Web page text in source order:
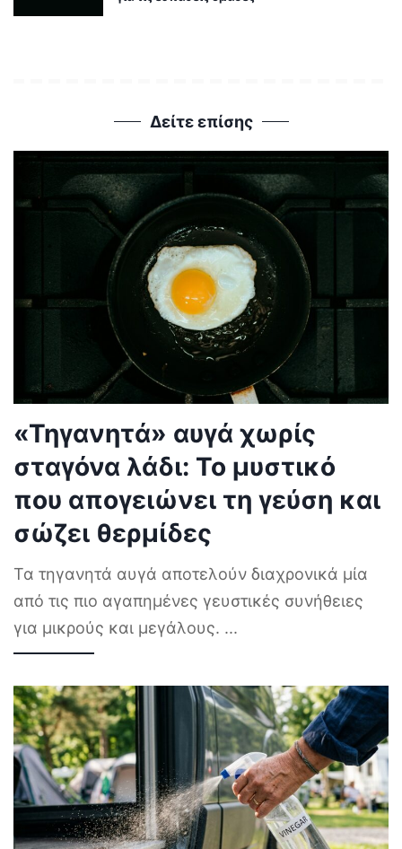
Δείτε επίσης
«Τηγανητά» αυγά χωρίς
σταγόνα λάδι: Το μυστικό
που απογειώνει τη γεύση και
σώζει θερμίδες
Τα τηγανητά αυγά αποτελούν διαχρονικά μία
από τις πιο αγαπημένες γευστικές συνήθειες
για μικρούς και μεγάλους. ...